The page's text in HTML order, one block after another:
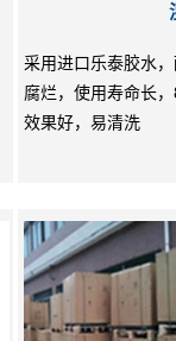
采用进口乐泰胶水
腐烂，使用寿命长
效果好，易清洗